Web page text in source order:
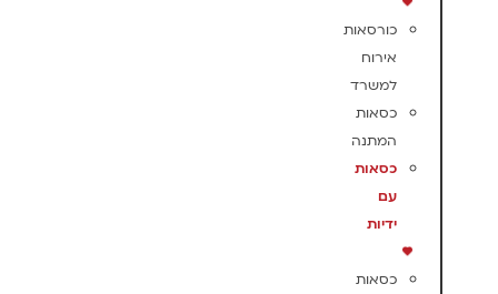
כורסאות
אירוח
למשרד
כסאות
המתנה
כסאות
עם
ידיות
כסאות